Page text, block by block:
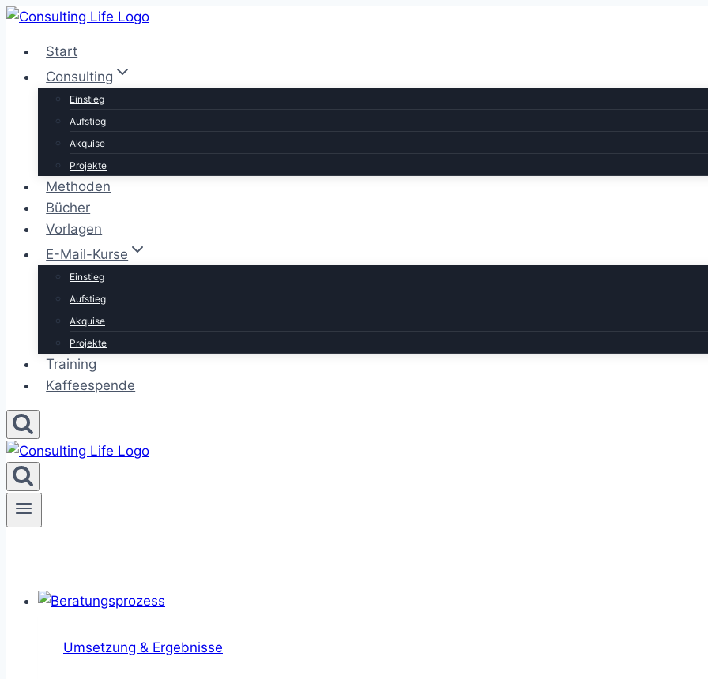
Zum
springenStart
Consulting
Einstieg
Aufstieg
Akquise
Projekte
Methoden
Bücher
Vorlagen
E-Mail-Kurse
Einstieg
Aufstieg
Akquise
Projekte
Training
Kaffeespende
Umsetzung & Ergebnisse